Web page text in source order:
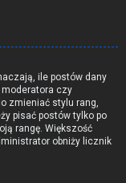
ile postów dany
moderatora czy
zmieniać stylu rang,
pisać postów tylko po
rangę. Większość
obniży licznik